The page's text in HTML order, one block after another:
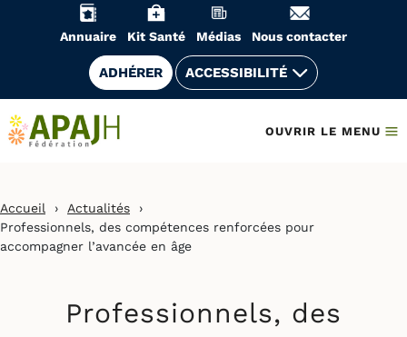
Annuaire Kit Santé Médias Nous contacter
ADHÉRER ACCESSIBILITÉ
OUVRIR LE MENU
Accueil › Actualités
›
Professionnels, des compétences renforcées pour
accompagner l’avancée en âge
Professionnels, des